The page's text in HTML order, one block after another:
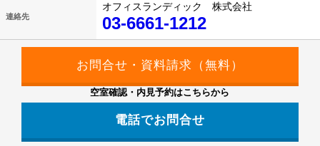
連絡先
オフィスランディック 株式会社
03-6661-1212
空室確認・内見予約はこちらから
電話でお問合せ